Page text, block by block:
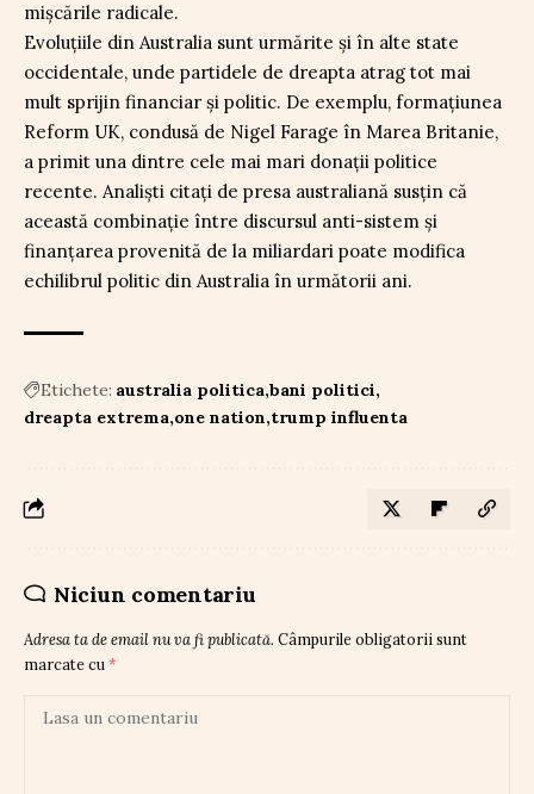
mișcările radicale.
Evoluțiile din Australia sunt urmărite și în alte state
occidentale, unde partidele de dreapta atrag tot mai
mult sprijin financiar și politic. De exemplu, formațiunea
Reform UK, condusă de Nigel Farage în Marea Britanie,
a primit una dintre cele mai mari donații politice
recente. Analiști citați de presa australiană susțin că
această combinație între discursul anti-sistem și
finanțarea provenită de la miliardari poate modifica
echilibrul politic din Australia în următorii ani.
Etichete: australia politica bani politici
dreapta extrema one nation trump influenta
Niciun comentariu
Adresa ta de email nu va fi publicată. Câmpurile obligatorii sunt
marcate cu *